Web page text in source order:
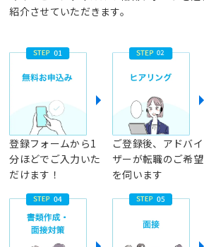
紹介させていただきます。
登録フォームから1
分ほどでご入力いた
だけます！
ご登録後、アドバイ
ザーが転職のご希望
を伺います